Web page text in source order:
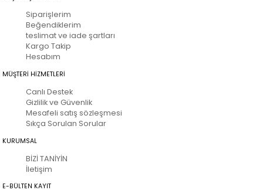
Siparişlerim
Beğendiklerim
teslimat ve iade şartları
Kargo Takip
Hesabım
MÜŞTERİ HİZMETLERİ
Canlı Destek
Gizlilik ve Güvenlik
Mesafeli satış sözleşmesi
Sıkça Sorulan Sorular
KURUMSAL
BİZİ TANİYİN
İletişim
E-BÜLTEN KAYIT